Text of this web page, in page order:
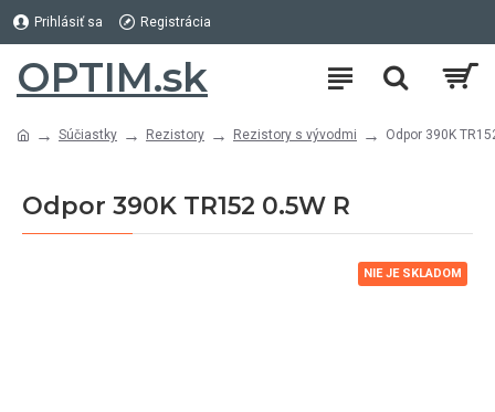
Prihlásiť sa Registrácia
OPTIM.sk
Súčiastky Rezistory Rezistory s vývodmi Odpor 390K
Odpor 390K TR152 0.5W R
NIE JE SKLADOM